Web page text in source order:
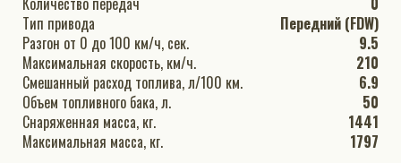
Тип привода
Передний (FDW)
Разгон от 0 до 100 км/ч, сек.
9.5
Максимальная скорость, км/ч.
210
Смешанный расход топлива, л/100 км.
6.9
Объем топливного бака, л.
50
Снаряженная масса, кг.
1441
Максимальная масса, кг.
1797